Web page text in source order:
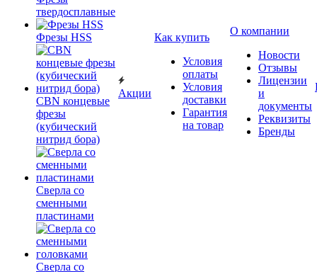
твердосплавные
Фрезы HSS
CBN концевые
фрезы
(кубический
нитрид бора)
Сверла со
сменными
пластинами
Сверла со
Акции
Как купить
Условия
оплаты
Условия
доставки
Гарантия
на товар
О компании
Новости
Отзывы
Лицензии
и
документы
Реквизиты
Бренды